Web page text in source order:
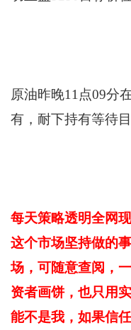
原油昨晚11点09分
有，耐下持有等待
每天策略透明全网
这个市场坚持做的
场，可随意查阅，
资者画饼，也只用
能不是我，如果信